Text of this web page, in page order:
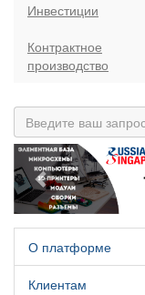
Инвестиции
Контрактное
производство
Previous
О платформе
Клиентам